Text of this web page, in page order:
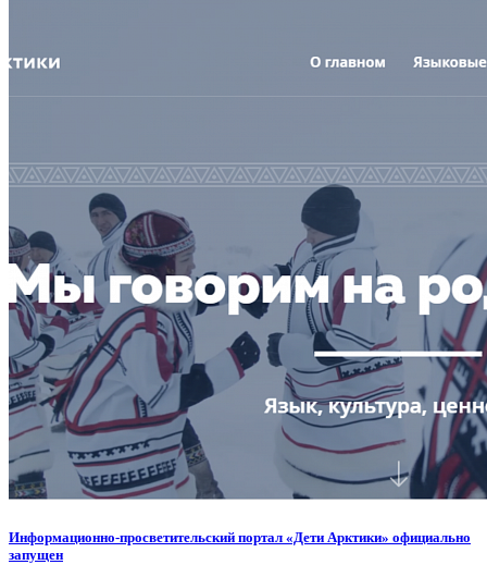
Информационно-просветительский портал «Дети Арктики» официально
запущен